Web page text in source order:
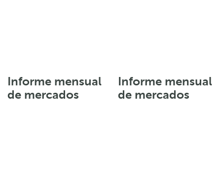
Informe mensual
de mercados
Informe mensual
de mercados